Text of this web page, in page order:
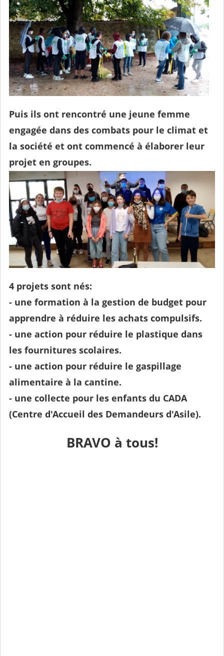
Puis ils ont rencontré une jeune femme
engagée dans des combats pour le climat et
la société et ont commencé à élaborer leur
projet en groupes.
4 projets sont nés:
- une formation à la gestion de budget pour
apprendre à réduire les achats compulsifs.
- une action pour réduire le plastique dans
les fournitures scolaires.
- une action pour réduire le gaspillage
alimentaire à la cantine.
- une collecte pour les enfants du CADA
(Centre d'Accueil des Demandeurs d'Asile).
BRAVO à tous!